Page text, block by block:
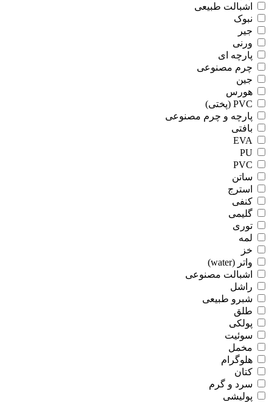
اشبالت طبیعی
نبوک
جیر
ورنی
پارچه ای
چرم مصنوعی
جین
هورس
PVC (پختی)
پارچه و چرم مصنوعی
بافتی
EVA
PU
PVC
ساتن
استرج
کنفی
گلیمی
توری
لمه
خز
واتر (water)
اشبالت مصنوعی
راشل
شبرو طبیعی
طلق
پولکی
سوئیت
مخمل
هلوگرام
کتان
سرد و گرم
پولیشی